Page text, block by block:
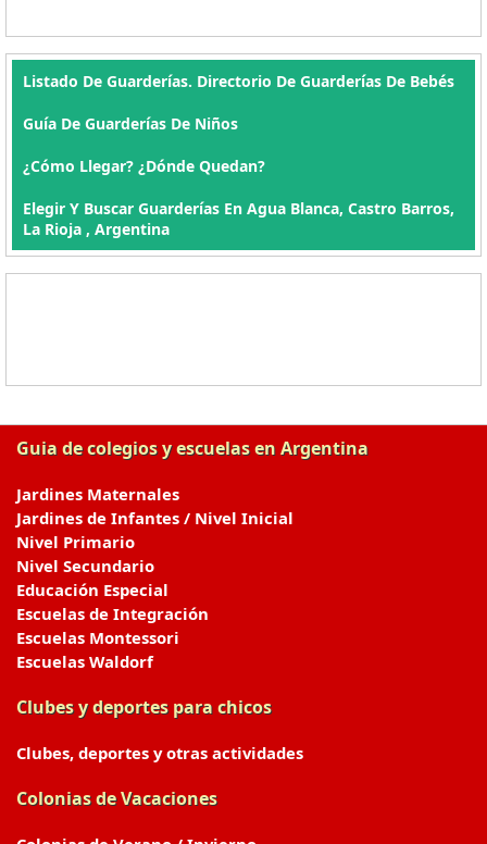
Listado De Guarderías. Directorio De Guarderías De Bebés
Guía De Guarderías De Niños
¿Cómo Llegar? ¿Dónde Quedan?
Elegir Y Buscar Guarderías En Agua Blanca, Castro Barros,
La Rioja , Argentina
Guia de colegios y escuelas en Argentina
Jardines Maternales
Jardines de Infantes / Nivel Inicial
Nivel Primario
Nivel Secundario
Educación Especial
Escuelas de Integración
Escuelas Montessori
Escuelas Waldorf
Clubes y deportes para chicos
Clubes, deportes y otras actividades
Colonias de Vacaciones